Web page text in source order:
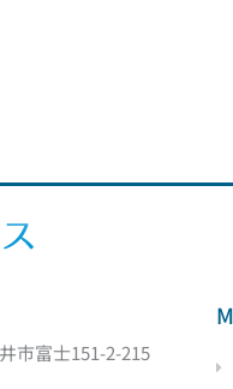
市富士151-2-215